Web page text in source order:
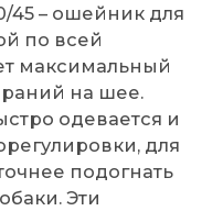
45 – ошейник для
по всей
максимальный
на шее.
одевается и
для
подогнать
Эти